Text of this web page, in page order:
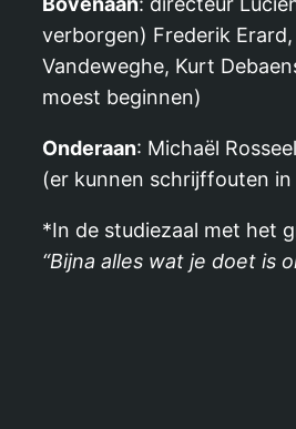
verborgen) Frederik
Vandeweghe, Kurt
moest beginnen)
Onderaan: Michaël
(er kunnen schrijffouten
*In de studiezaal met het
“Bijna alles wat je doet is